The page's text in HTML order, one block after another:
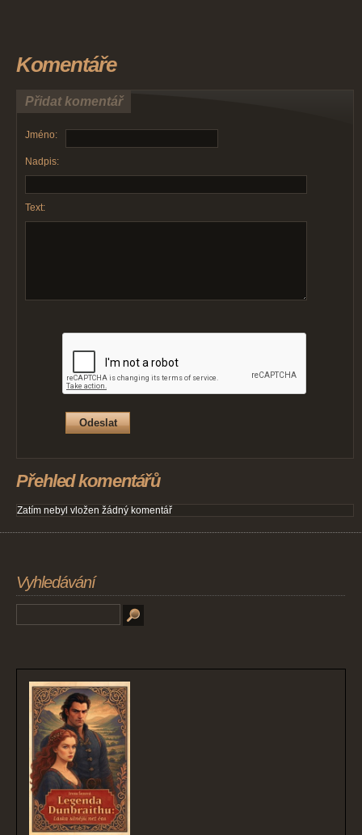
Komentáře
Přidat komentář
Jméno:
Nadpis:
Text:
Přehled komentářů
Zatím nebyl vložen žádný komentář
Vyhledávání